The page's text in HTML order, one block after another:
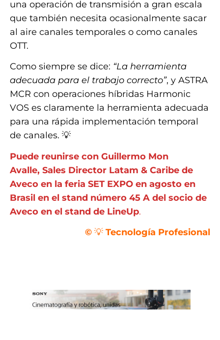
una operación de transmisión a gran escala
que también necesita ocasionalmente sacar
al aire canales temporales o como canales
OTT.
Como siempre se dice: “La herramienta
adecuada para el trabajo correcto”, y ASTRA
MCR con operaciones híbridas Harmonic
VOS es claramente la herramienta adecuada
para una rápida implementación temporal
de canales. 💡
Puede reunirse con Guillermo Mon
Avalle, Sales Director Latam & Caribe de
Aveco en la feria SET EXPO en agosto en
Brasil en el stand número 45 A del socio de
Aveco en el stand de LineUp.
© 💡 Tecnología Profesional